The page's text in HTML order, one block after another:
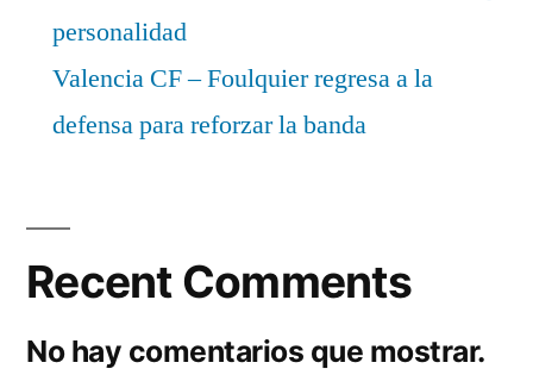
personalidad
Valencia CF – Foulquier regresa a la
defensa para reforzar la banda
Recent Comments
No hay comentarios que mostrar.